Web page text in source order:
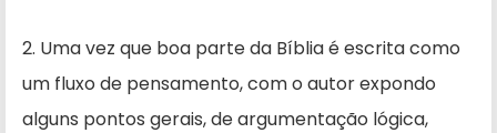
2. Uma vez que boa parte da Bíblia é escrita como
um fluxo de pensamento, com o autor expondo
alguns pontos gerais, de argumentação lógica,